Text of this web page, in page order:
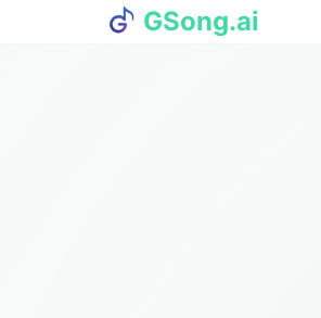
GSong.ai